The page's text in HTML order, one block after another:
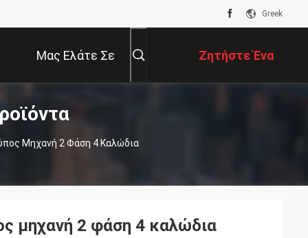
Greek
Μας Ελάτε Σε
Επαφή Με
Ζητήστε Ένα
Απόσπασμα
Μηχανή 2 Φάση 4 Καλώδια
μηχανή 2 φάση 4 καλώδια